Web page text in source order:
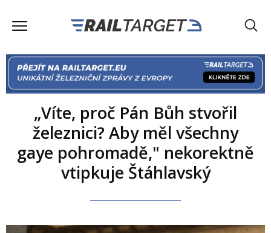
„Víte, proč Pán Bůh stvořil
železnici? Aby měl všechny
gaye pohromadě," nekorektně
vtipkuje Štáhlavský